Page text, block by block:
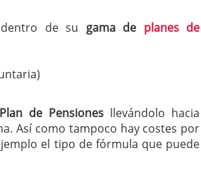
de su gama de planes de
de Pensiones llevándolo hacia
Así como tampoco hay costes por
el tipo de fórmula que puede